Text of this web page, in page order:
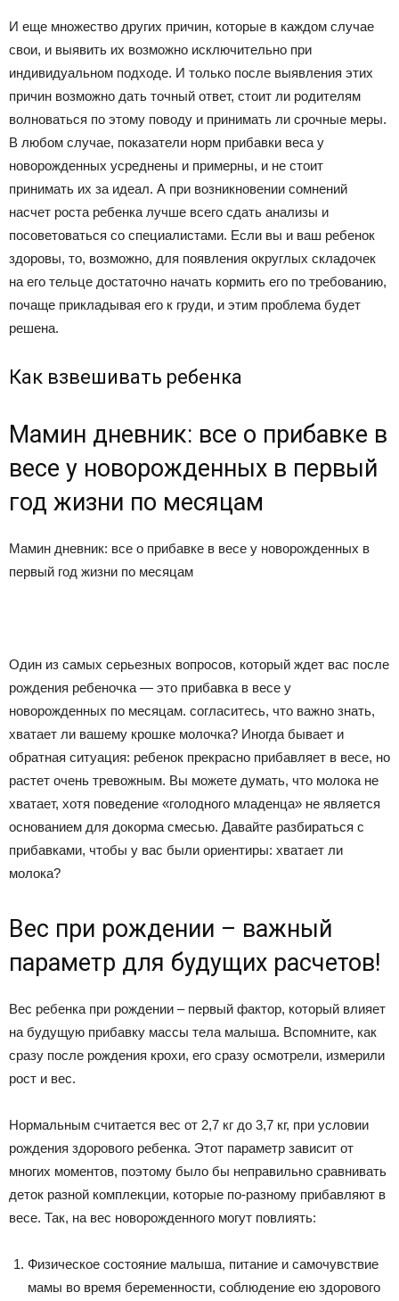
И еще множество других причин, которые в каждом случае
свои, и выявить их возможно исключительно при
индивидуальном подходе. И только после выявления этих
причин возможно дать точный ответ, стоит ли родителям
волноваться по этому поводу и принимать ли срочные меры.
В любом случае, показатели норм прибавки веса у
новорожденных усреднены и примерны, и не стоит
принимать их за идеал. А при возникновении сомнений
насчет роста ребенка лучше всего сдать анализы и
посоветоваться со специалистами. Если вы и ваш ребенок
здоровы, то, возможно, для появления округлых складочек
на его тельце достаточно начать кормить его по требованию,
почаще прикладывая его к груди, и этим проблема будет
решена.
Как взвешивать ребенка
Мамин дневник: все о прибавке в
весе у новорожденных в первый
год жизни по месяцам
Мамин дневник: все о прибавке в весе у новорожденных в
первый год жизни по месяцам
Один из самых серьезных вопросов, который ждет вас после
рождения ребеночка — это прибавка в весе у
новорожденных по месяцам. согласитесь, что важно знать,
хватает ли вашему крошке молочка? Иногда бывает и
обратная ситуация: ребенок прекрасно прибавляет в весе, но
растет очень тревожным. Вы можете думать, что молока не
хватает, хотя поведение «голодного младенца» не является
основанием для докорма смесью. Давайте разбираться с
прибавками, чтобы у вас были ориентиры: хватает ли
молока?
Вес при рождении – важный
параметр для будущих расчетов!
Вес ребенка при рождении – первый фактор, который влияет
на будущую прибавку массы тела малыша. Вспомните, как
сразу после рождения крохи, его сразу осмотрели, измерили
рост и вес.
Нормальным считается вес от 2,7 кг до 3,7 кг, при условии
рождения здорового ребенка. Этот параметр зависит от
многих моментов, поэтому было бы неправильно сравнивать
деток разной комплекции, которые по-разному прибавляют в
весе. Так, на вес новорожденного могут повлиять:
Физическое состояние малыша, питание и самочувствие
мамы во время беременности, соблюдение ею здорового